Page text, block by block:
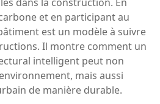
et en participant au
est un modèle à suivre
Il montre comment un
intelligent peut non
mais aussi
de manière durable.